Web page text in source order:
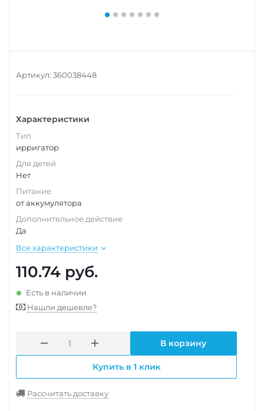
Артикул: 360038448
Характеристики
Тип
ирригатор
Для детей
Нет
Питание
от аккумулятора
Дополнительное действие
Да
Все характеристики
110.74 руб.
Есть в наличии
Нашли дешевле?
В корзину
Купить в 1 клик
Рассчитать доставку